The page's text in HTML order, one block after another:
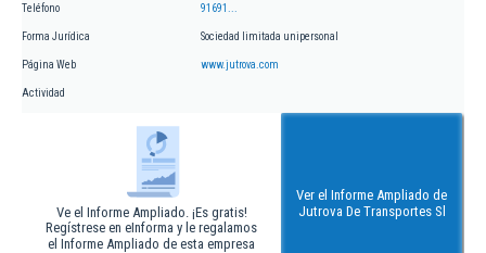
Teléfono 91691...
Forma Jurídica Sociedad limitada unipersonal
Página Web www.jutrova.com
Actividad
Ve el Informe Ampliado. ¡Es gratis!
Regístrese en eInforma y le regalamos
el Informe Ampliado de esta empresa
Ver el Informe Ampliado de
Jutrova De Transportes Sl